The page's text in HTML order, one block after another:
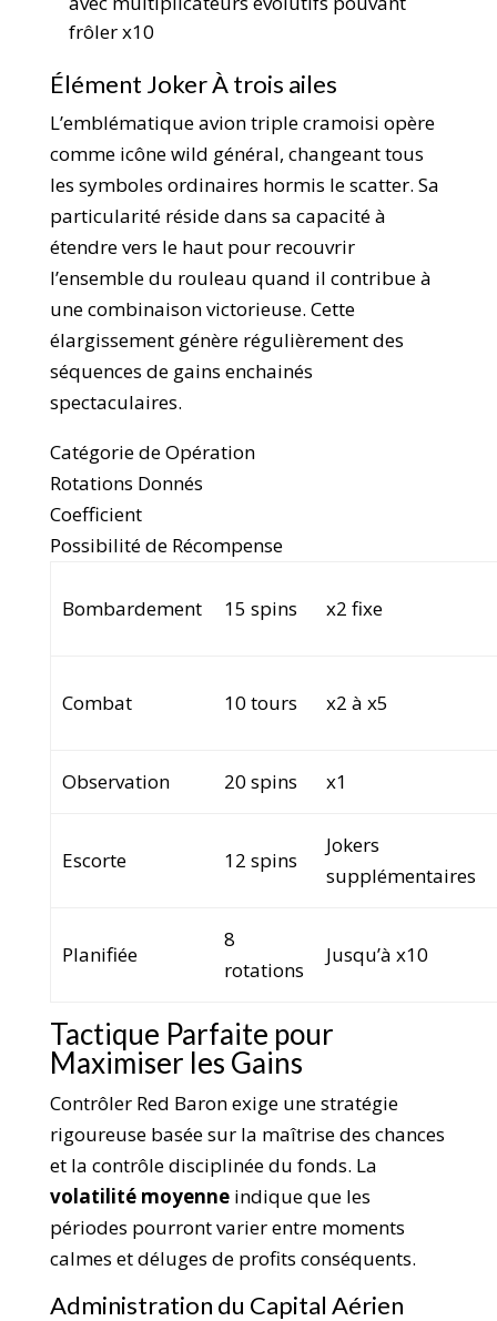
frôler x10
Élément Joker À trois ailes
L’emblématique avion triple cramoisi opère
comme icône wild général, changeant tous
les symboles ordinaires hormis le scatter. Sa
particularité réside dans sa capacité à
étendre vers le haut pour recouvrir
l’ensemble du rouleau quand il contribue à
une combinaison victorieuse. Cette
élargissement génère régulièrement des
séquences de gains enchainés
spectaculaires.
Catégorie de Opération
Rotations Donnés
Coefficient
Possibilité de Récompense
Bombardement 15 spins x2 fixe
Combat 10 tours x2 à x5
Observation 20 spins x1
Escorte 12 spins
Jokers
supplémentaires
Planifiée
8
rotations
Jusqu’à x10
Tactique Parfaite pour
Maximiser les Gains
Contrôler Red Baron exige une stratégie
rigoureuse basée sur la maîtrise des chances
et la contrôle disciplinée du fonds. La
volatilité moyenneindique que les
périodes pourront varier entre moments
calmes et déluges de profits conséquents.
Administration du Capital Aérien